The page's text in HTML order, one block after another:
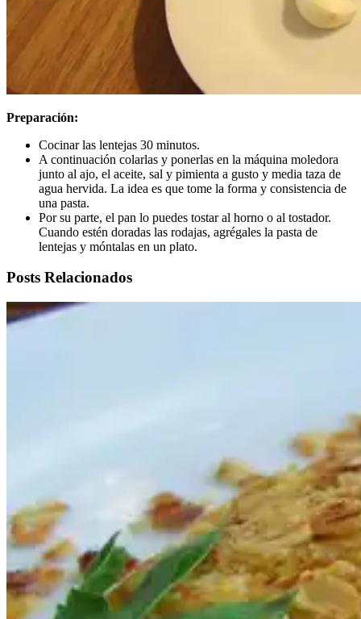
Preparación:
Cocinar las lentejas 30 minutos.
A continuación colarlas y ponerlas en la máquina moledora
junto al ajo, el aceite, sal y pimienta a gusto y media taza de
agua hervida. La idea es que tome la forma y consistencia de
una pasta.
Por su parte, el pan lo puedes tostar al horno o al tostador.
Cuando estén doradas las rodajas, agrégales la pasta de
lentejas y móntalas en un plato.
Posts Relacionados